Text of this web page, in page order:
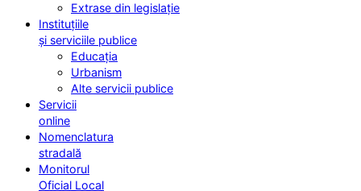
Extrase din legislație
Instituțiile
și serviciile publice
Educația
Urbanism
Alte servicii publice
Servicii
online
Nomenclatura
stradală
Monitorul
Oficial Local